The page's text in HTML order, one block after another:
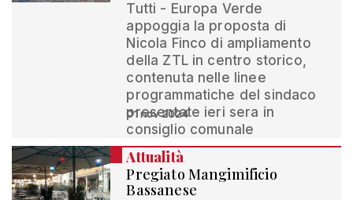
Tutti - Europa Verde
appoggia la proposta di
Nicola Finco di ampliamento
della ZTL in centro storico,
contenuta nelle linee
programmatiche del sindaco
presentate ieri sera in
consiglio comunale
01 nov 2024
Attualità
Pregiato Mangimificio
Bassanese